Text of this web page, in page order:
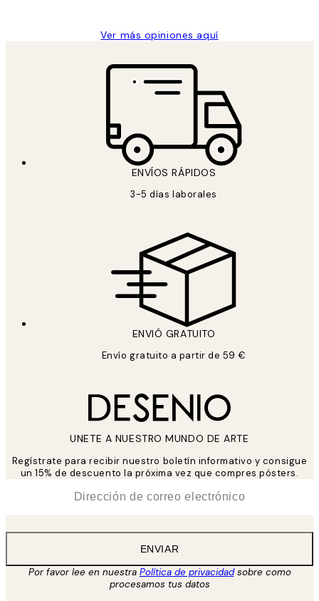
Ver más opiniones aquí
ENVÍOS RÁPIDOS
3-5 días laborales
ENVIÓ GRATUITO
Envío gratuito a partir de 59 €
UNETE A NUESTRO MUNDO DE ARTE
Regístrate para recibir nuestro boletín informativo y consigue
un 15% de descuento la próxima vez que compres pósters.
ENVIAR
Por favor lee en nuestra Política de privacidadsobre como
procesamos tus datos